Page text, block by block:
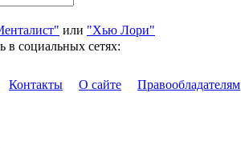
или "Хью Лори"
в социальных сетях:
Контакты О сайте Правообладателям